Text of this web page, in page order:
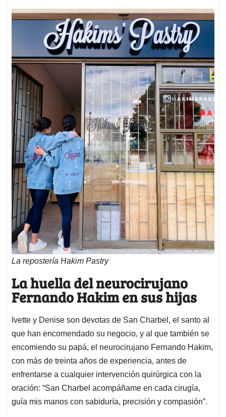
La repostería Hakim Pastry
La huella del neurocirujano
Fernando Hakim en sus hijas
Ivette y Denise son devotas de San Charbel, el santo al
que han encomendado su negocio, y al que también se
encomiendo su papá, el neurocirujano Fernando Hakim,
con más de treinta años de experiencia, antes de
enfrentarse a cualquier intervención quirúrgica con la
oración: “San Charbel acompáñame en cada cirugía,
guía mis manos con sabiduría, precisión y compasión”.